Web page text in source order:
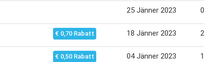
25 Jänner 2023 01
€ 0,70 Rabatt 18 Jänner 2023 25
€ 0,50 Rabatt 04 Jänner 2023 11